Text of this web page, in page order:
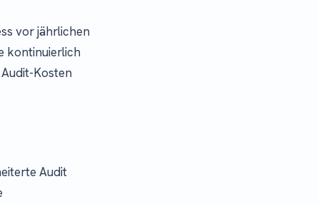
vor jährlichen
kontinuierlich
Kosten
Audit